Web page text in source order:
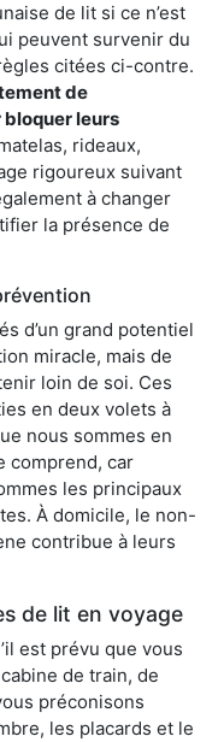
de lit si ce n’est
peuvent survenir du
citées ci-contre.
de
bloquer leurs
rideaux,
rigoureux suivant
à changer
la présence de
d’un grand potentiel
miracle, mais de
loin de soi. Ces
en deux volets à
nous sommes en
comprend, car
les principaux
À domicile, le non-
contribue à leurs
de lit en voyage
est prévu que vous
de train, de
préconisons
les placards et le